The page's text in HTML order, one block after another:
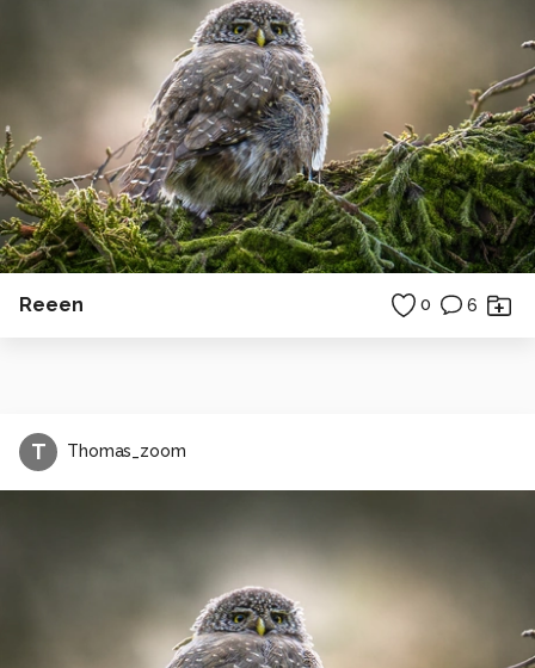
Reeen 0 6
T Thomas_zoom